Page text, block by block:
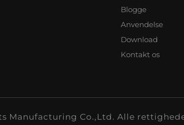
Blogge
Anvendelse
Download
Kontakt os
Manufacturing Co.,Ltd. Alle